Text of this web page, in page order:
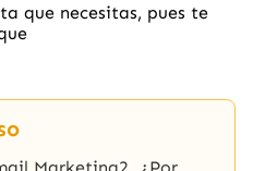
que necesitas, pues te